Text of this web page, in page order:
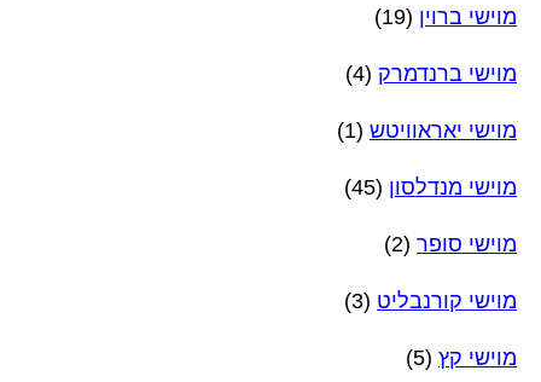
מוישי ברוין (19)
מוישי ברנדמרק (4)
מוישי יאראוויטש (1)
מוישי מנדלסון (45)
מוישי סופר (2)
מוישי קורנבליט (3)
מוישי קץ (5)